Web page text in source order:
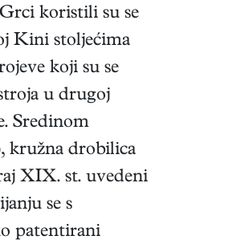
koristili su se
Kini stoljećima
koji su se
u drugoj
Sredinom
kružna drobilica
XIX. st. uvedeni
se s
patentirani